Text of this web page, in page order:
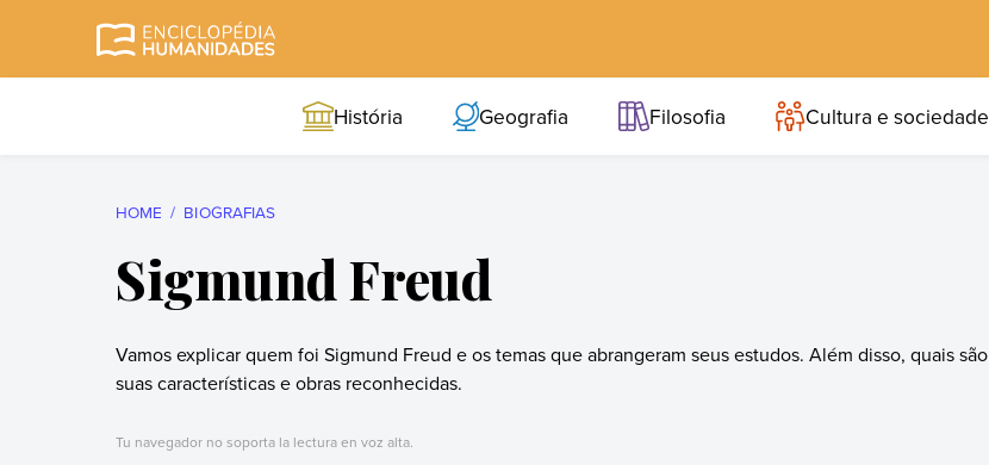
História Geografia Filosofia Cultura e sociedade
HOME BIOGRAFIAS
Sigmund Freud
Vamos explicar quem foi Sigmund Freud e os temas que abrangeram seus estudos. Além disso, quais são
suas características e obras reconhecidas.
Tu navegador no soporta la lectura en voz alta.